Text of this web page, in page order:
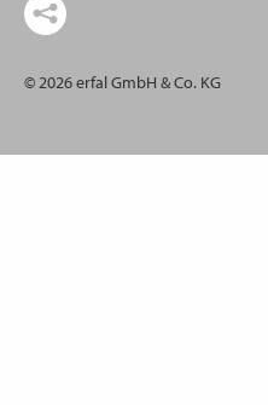
© 2026 erfal GmbH & Co. KG